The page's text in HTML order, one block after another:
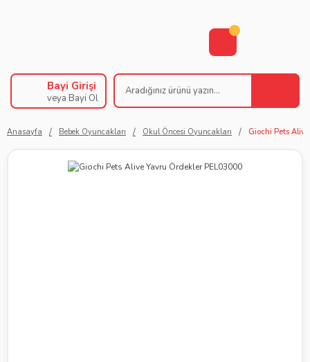
Bayi Girişi
veya Bayi Ol
Anasayfa Bebek Oyuncakları Okul Öncesi Oyuncakları Giochi Pets